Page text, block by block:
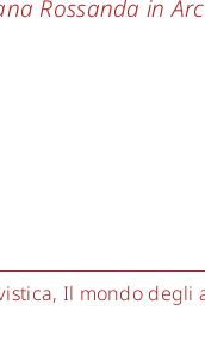
Rossanda in
, Il mondo degli